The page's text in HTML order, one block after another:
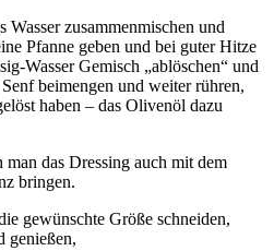
Wasser zusammenmischen und
Pfanne geben und bei guter Hitze
Wasser Gemisch „ablöschen“ und
beimengen und weiter rühren,
haben – das Olivenöl dazu
das Dressing auch mit dem
bringen.
gewünschte Größe schneiden,
genießen,